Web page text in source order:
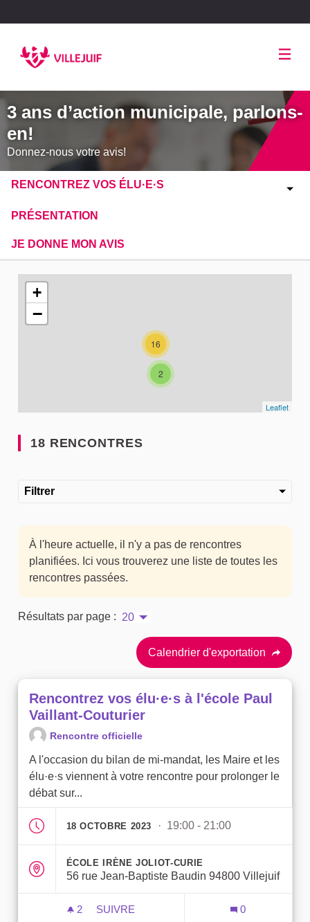
3 ans d’action municipale, parlons-
en!
Donnez-nous votre avis!
RENCONTREZ VOS ÉLU·E·S
PRÉSENTATION
JE DONNE MON AVIS
L'élément suivant est une carte qui présente les
2
16
+
−
Leaflet
18 RENCONTRES
Filtrer
À l'heure actuelle, il n'y a pas de rencontres
planifiées. Ici vous trouverez une liste de toutes les
rencontres passées.
Résultats par page : 20
Calendrier d'exportation
Rencontrez vos élu·e·s à l'école Paul
Vaillant-Couturier
Rencontre officielle
A l'occasion du bilan de mi-mandat, les Maire et les
élu·e·s viennent à votre rencontre pour prolonger le
débat sur...
18 OCTOBRE 2023 · 19:00 - 21:00
ÉCOLE IRÈNE JOLIOT-CURIE
56 rue Jean-Baptiste Baudin 94800 Villejuif
2 2 ABONNÉS
SUIVRE
0